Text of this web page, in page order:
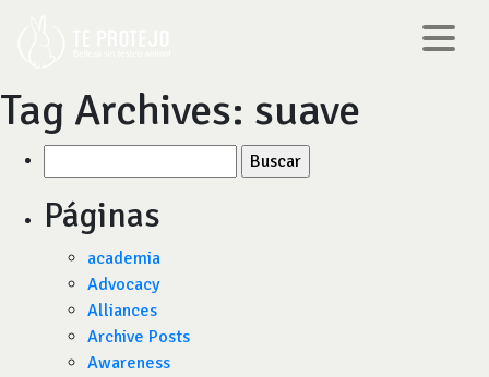
Tag Archives: suave
por:
Páginas
academia
Advocacy
Alliances
Archive Posts
Awareness